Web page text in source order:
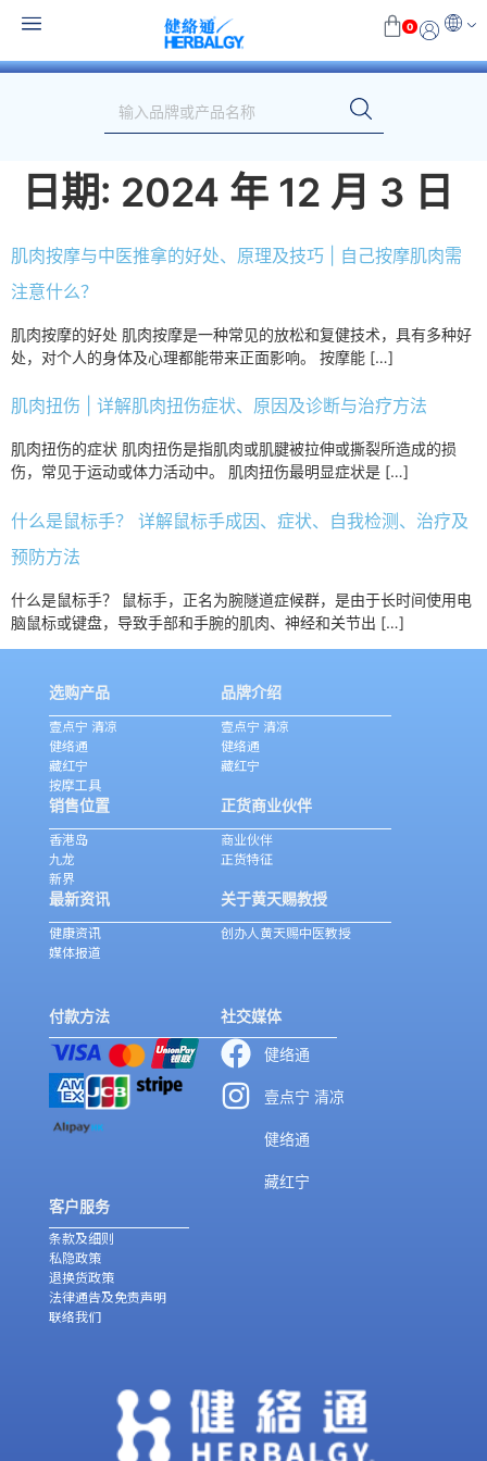
0
日期: 2024 年 12 月 3 日
肌肉按摩与中医推拿的好处、原理及技巧 | 自己按摩肌肉需
注意什么？
肌肉按摩的好处 肌肉按摩是一种常见的放松和复健技术，具有多种好
处，对个人的身体及心理都能带来正面影响。 按摩能 […]
肌肉扭伤 | 详解肌肉扭伤症状、原因及诊断与治疗方法
肌肉扭伤的症状 肌肉扭伤是指肌肉或肌腱被拉伸或撕裂所造成的损
伤，常见于运动或体力活动中。 肌肉扭伤最明显症状是 […]
什么是鼠标手？ 详解鼠标手成因、症状、自我检测、治疗及
预防方法
什么是鼠标手？ 鼠标手，正名为腕隧道症候群，是由于长时间使用电
脑鼠标或键盘，导致手部和手腕的肌肉、神经和关节出 […]
选购产品
壹点宁 清凉
健络通
藏红宁
按摩工具
品牌介绍
壹点宁 清凉
健络通
藏红宁
销售位置
香港岛
九龙
新界
正货商业伙伴
商业伙伴
正货特征
最新资讯
健康资讯
媒体报道
关于黄天赐教授
创办人黄天赐中医教授
付款方法 社交媒体
健络通
壹点宁 清凉
健络通
藏红宁
客户服务
条款及细则
私隐政策
退换货政策
法律通告及免责声明
联络我们